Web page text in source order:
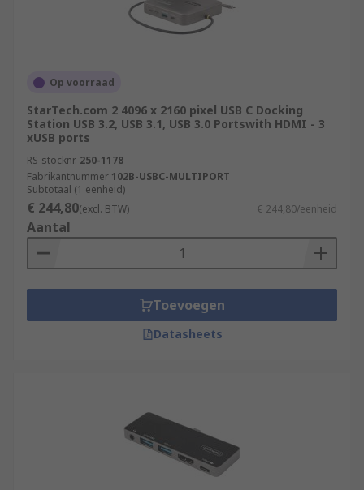
Op voorraad
StarTech.com 2 4096 x 2160 pixel USB C Docking
Station USB 3.2, USB 3.1, USB 3.0 Portswith HDMI - 3
xUSB ports
RS-stocknr. 250-1178
Fabrikantnummer 102B-USBC-MULTIPORT
Subtotaal (1 eenheid)
€ 244,80(excl. BTW) € 244,80/eenheid
Aantal
Toevoegen
Datasheets